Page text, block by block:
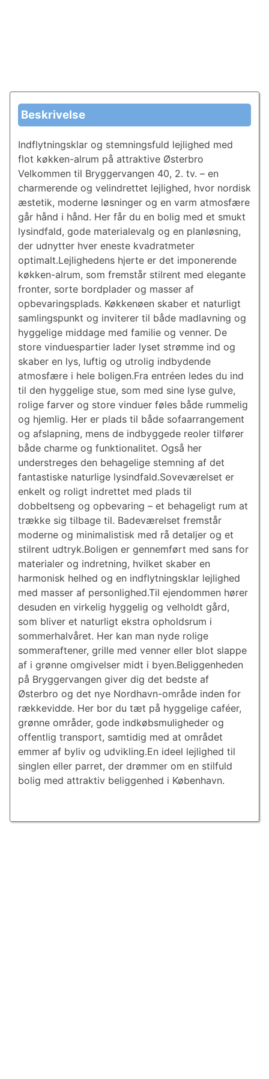
Beskrivelse
Indflytningsklar og stemningsfuld lejlighed med
flot køkken-alrum på attraktive Østerbro
Velkommen til Bryggervangen 40, 2. tv. – en
charmerende og velindrettet lejlighed, hvor nordisk
æstetik, moderne løsninger og en varm atmosfære
går hånd i hånd. Her får du en bolig med et smukt
lysindfald, gode materialevalg og en planløsning,
der udnytter hver eneste kvadratmeter
optimalt.Lejlighedens hjerte er det imponerende
køkken-alrum, som fremstår stilrent med elegante
fronter, sorte bordplader og masser af
opbevaringsplads. Køkkenøen skaber et naturligt
samlingspunkt og inviterer til både madlavning og
hyggelige middage med familie og venner. De
store vinduespartier lader lyset strømme ind og
skaber en lys, luftig og utrolig indbydende
atmosfære i hele boligen.Fra entréen ledes du ind
til den hyggelige stue, som med sine lyse gulve,
rolige farver og store vinduer føles både rummelig
og hjemlig. Her er plads til både sofaarrangement
og afslapning, mens de indbyggede reoler tilfører
både charme og funktionalitet. Også her
understreges den behagelige stemning af det
fantastiske naturlige lysindfald.Soveværelset er
enkelt og roligt indrettet med plads til
dobbeltseng og opbevaring – et behageligt rum at
trække sig tilbage til. Badeværelset fremstår
moderne og minimalistisk med rå detaljer og et
stilrent udtryk.Boligen er gennemført med sans for
materialer og indretning, hvilket skaber en
harmonisk helhed og en indflytningsklar lejlighed
med masser af personlighed.Til ejendommen hører
desuden en virkelig hyggelig og velholdt gård,
som bliver et naturligt ekstra opholdsrum i
sommerhalvåret. Her kan man nyde rolige
sommeraftener, grille med venner eller blot slappe
af i grønne omgivelser midt i byen.Beliggenheden
på Bryggervangen giver dig det bedste af
Østerbro og det nye Nordhavn-område inden for
rækkevidde. Her bor du tæt på hyggelige caféer,
grønne områder, gode indkøbsmuligheder og
offentlig transport, samtidig med at området
emmer af byliv og udvikling.En ideel lejlighed til
singlen eller parret, der drømmer om en stilfuld
bolig med attraktiv beliggenhed i København.